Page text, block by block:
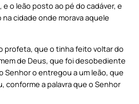
o leão posto ao pé do cadáver, e
cidade onde morava aquele
profeta, que o tinha feito voltar do
de Deus, que foi desobediente
Senhor o entregou a um leão, que
conforme a palavra que o Senhor